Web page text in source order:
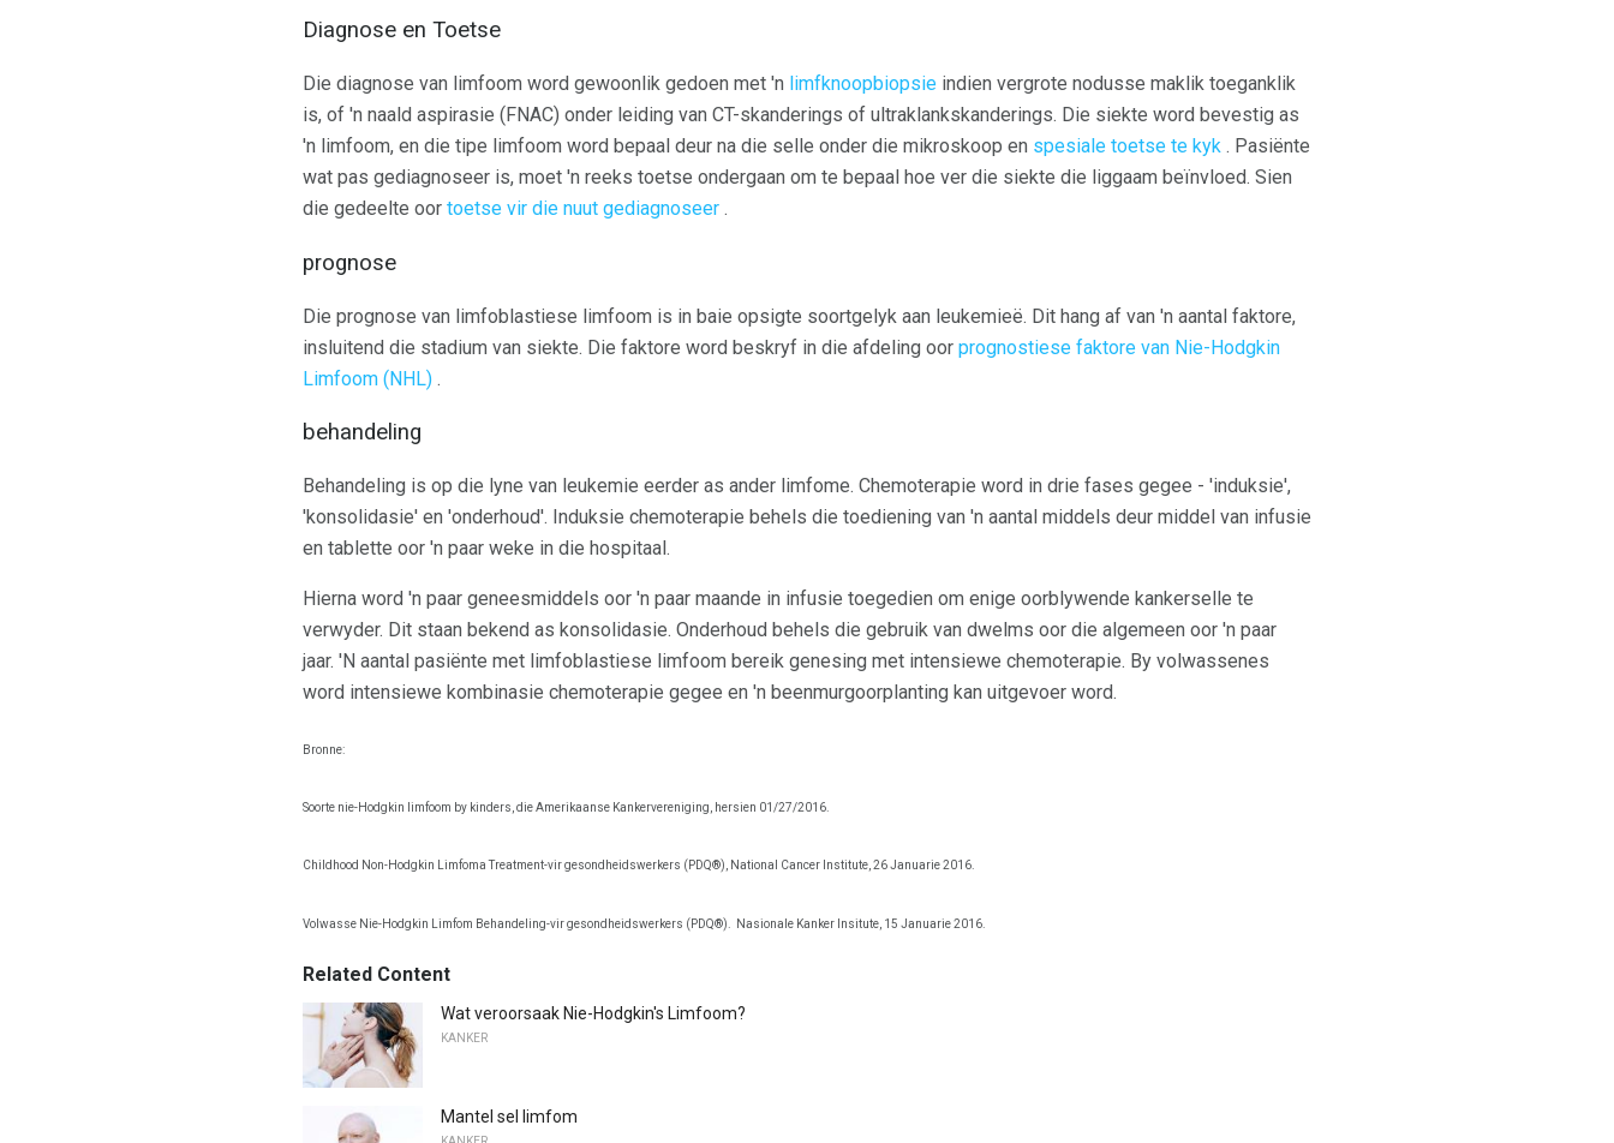
Diagnose en Toetse
Die diagnose van limfoom word gewoonlik gedoen met 'n limfknoopbiopsie indien vergrote nodusse maklik toeganklik
is, of 'n naald aspirasie (FNAC) onder leiding van CT-skanderings of ultraklankskanderings. Die siekte word bevestig as
'n limfoom, en die tipe limfoom word bepaal deur na die selle onder die mikroskoop en spesiale toetse te kyk . Pasiënte
wat pas gediagnoseer is, moet 'n reeks toetse ondergaan om te bepaal hoe ver die siekte die liggaam beïnvloed. Sien
die gedeelte oor toetse vir die nuut gediagnoseer .
prognose
Die prognose van limfoblastiese limfoom is in baie opsigte soortgelyk aan leukemieë. Dit hang af van 'n aantal faktore,
insluitend die stadium van siekte. Die faktore word beskryf in die afdeling oor prognostiese faktore van Nie-Hodgkin
Limfoom (NHL) .
behandeling
Behandeling is op die lyne van leukemie eerder as ander limfome. Chemoterapie word in drie fases gegee - 'induksie',
'konsolidasie' en 'onderhoud'. Induksie chemoterapie behels die toediening van 'n aantal middels deur middel van infusie
en tablette oor 'n paar weke in die hospitaal.
Hierna word 'n paar geneesmiddels oor 'n paar maande in infusie toegedien om enige oorblywende kankerselle te
verwyder. Dit staan ​​bekend as konsolidasie. Onderhoud behels die gebruik van dwelms oor die algemeen oor 'n paar
jaar. 'N aantal pasiënte met limfoblastiese limfoom bereik genesing met intensiewe chemoterapie. By volwassenes
word intensiewe kombinasie chemoterapie gegee en 'n beenmurgoorplanting kan uitgevoer word.
Bronne:
Soorte nie-Hodgkin limfoom by kinders, die Amerikaanse Kankervereniging, hersien 01/27/2016.
Childhood Non-Hodgkin Limfoma Treatment-vir gesondheidswerkers (PDQ®), National Cancer Institute, 26 Januarie 2016.
Volwasse Nie-Hodgkin Limfom Behandeling-vir gesondheidswerkers (PDQ®). Nasionale Kanker Insitute, 15 Januarie 2016.
Related Content
Wat veroorsaak Nie-Hodgkin's Limfoom?
KANKER
Mantel sel limfom